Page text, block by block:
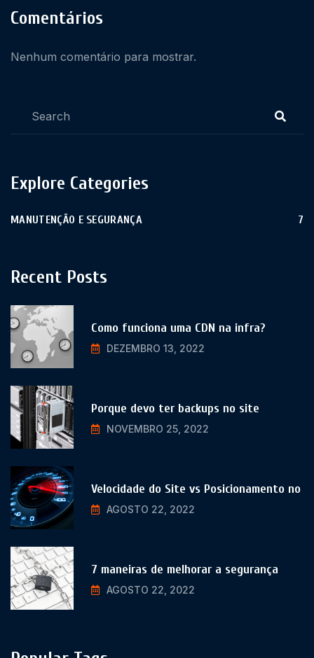
Comentários
Nenhum comentário para mostrar.
Explore Categories
MANUTENÇÃO E SEGURANÇA 7
Recent Posts
Como funciona uma CDN na infra?
DEZEMBRO 13, 2022
Porque devo ter backups no site
NOVEMBRO 25, 2022
Velocidade do Site vs Posicionamento no
AGOSTO 22, 2022
7 maneiras de melhorar a segurança
AGOSTO 22, 2022